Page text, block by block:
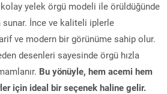
yelek örgü modeli ile örüldüğünde
İnce ve kaliteli iplerle
ve modern bir görünüme sahip olur.
desenleri sayesinde örgü hızla
Bu yönüyle, hem acemi hem
için ideal bir seçenek haline gelir.